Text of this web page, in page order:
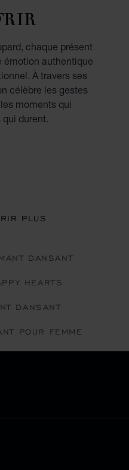
chaque présent
émotion authentique
À travers ses
célèbre les gestes
moments qui
durent.
PLUS
DANSANT
HEARTS
DANSANT
POUR FEMME